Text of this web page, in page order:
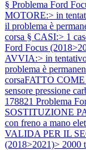
§ Problema Ford
MOTORE:> in
il problema è
corsa § CASI:> 1
Ford Focus
AVVIA:> in
problema è
corsaFATTO
sensore pressione
178821 Problema
SOSTITUZIONE
con freno a mano
VALIDA PER IL
(2018>2021)> 2000